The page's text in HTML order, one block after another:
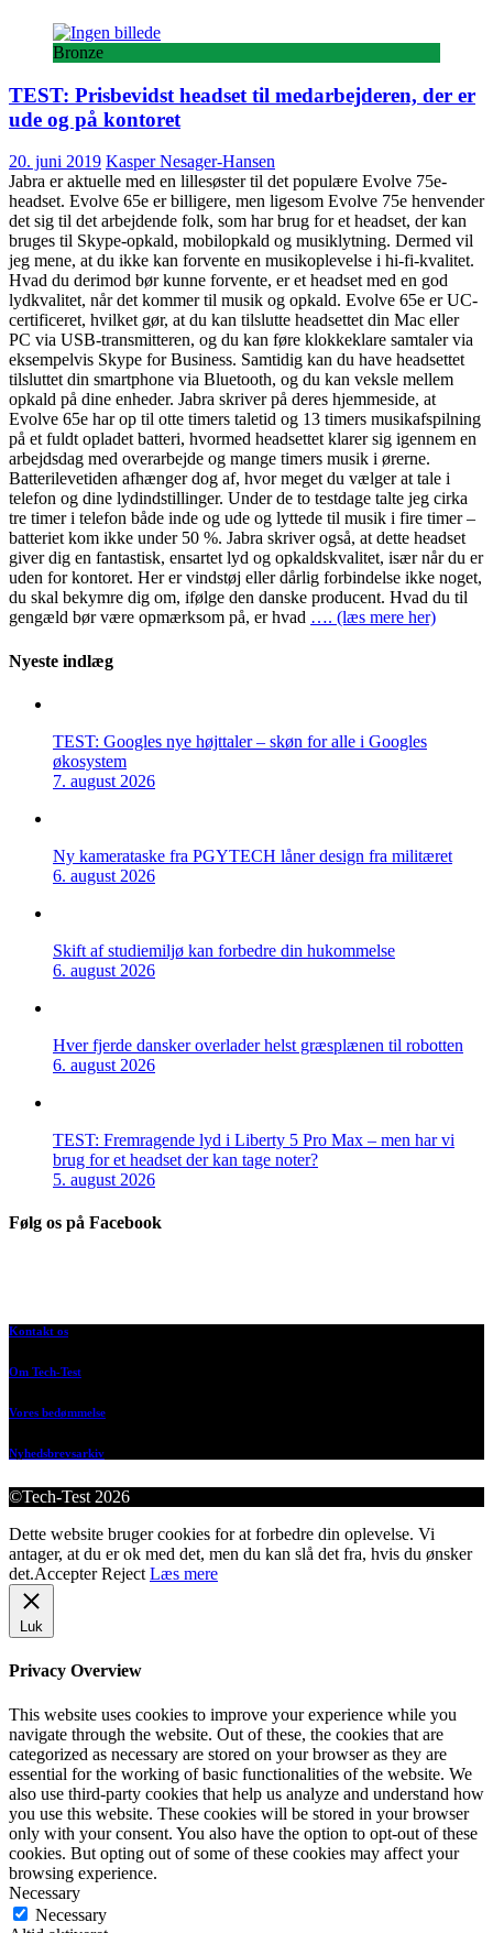
Bronze
TEST: Prisbevidst headset til medarbejderen, der er
ude og på kontoret
20. juni 2019 Kasper Nesager-Hansen
Jabra er aktuelle med en lillesøster til det populære Evolve 75e-
headset. Evolve 65e er billigere, men ligesom Evolve 75e henvender
det sig til det arbejdende folk, som har brug for et headset, der kan
bruges til Skype-opkald, mobilopkald og musiklytning. Dermed vil
jeg mene, at du ikke kan forvente en musikoplevelse i hi-fi-kvalitet.
Hvad du derimod bør kunne forvente, er et headset med en god
lydkvalitet, når det kommer til musik og opkald. Evolve 65e er UC-
certificeret, hvilket gør, at du kan tilslutte headsettet din Mac eller
PC via USB-transmitteren, og du kan føre klokkeklare samtaler via
eksempelvis Skype for Business. Samtidig kan du have headsettet
tilsluttet din smartphone via Bluetooth, og du kan veksle mellem
opkald på dine enheder. Jabra skriver på deres hjemmeside, at
Evolve 65e har op til otte timers taletid og 13 timers musikafspilning
på et fuldt opladet batteri, hvormed headsettet klarer sig igennem en
arbejdsdag med overarbejde og mange timers musik i ørerne.
Batterilevetiden afhænger dog af, hvor meget du vælger at tale i
telefon og dine lydindstillinger. Under de to testdage talte jeg cirka
tre timer i telefon både inde og ude og lyttede til musik i fire timer –
batteriet kom ikke under 50 %. Jabra skriver også, at dette headset
giver dig en fantastisk, ensartet lyd og opkaldskvalitet, især når du er
uden for kontoret. Her er vindstøj eller dårlig forbindelse ikke noget,
du skal bekymre dig om, ifølge den danske producent. Hvad du til
gengæld bør være opmærksom på, er hvad …. (læs mere her)
Nyeste indlæg
TEST: Googles nye højttaler – skøn for alle i Googles
økosystem
7. august 2026
Ny kamerataske fra PGYTECH låner design fra militæret
6. august 2026
Skift af studiemiljø kan forbedre din hukommelse
6. august 2026
Hver fjerde dansker overlader helst græsplænen til robotten
6. august 2026
TEST: Fremragende lyd i Liberty 5 Pro Max – men har vi
brug for et headset der kan tage noter?
5. august 2026
Følg os på Facebook
Kontakt os
Om Tech-Test
Vores bedømmelse
Nyhedsbrevsarkiv
©Tech-Test 2026
Dette website bruger cookies for at forbedre din oplevelse. Vi
antager, at du er ok med det, men du kan slå det fra, hvis du ønsker
det.Accepter Reject Læs mere
Luk
Privacy Overview
This website uses cookies to improve your experience while you
navigate through the website. Out of these, the cookies that are
categorized as necessary are stored on your browser as they are
essential for the working of basic functionalities of the website. We
also use third-party cookies that help us analyze and understand how
you use this website. These cookies will be stored in your browser
only with your consent. You also have the option to opt-out of these
cookies. But opting out of some of these cookies may affect your
browsing experience.
Necessary
Necessary